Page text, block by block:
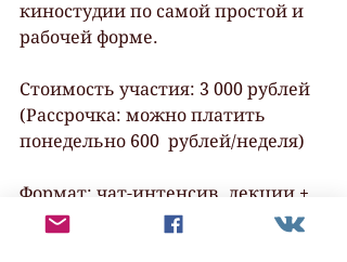
киностудии по самой простой и
рабочей форме.
Стоимость участия: 3 000 рублей
(Рассрочка: можно платить
понедельно 600  рублей/неделя)
Формат: чат-интенсив, лекции +
домашние задания, вебинары,